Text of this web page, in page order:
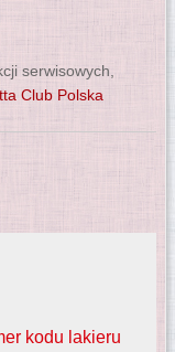
serwisowych,
Club Polska
kodu lakieru